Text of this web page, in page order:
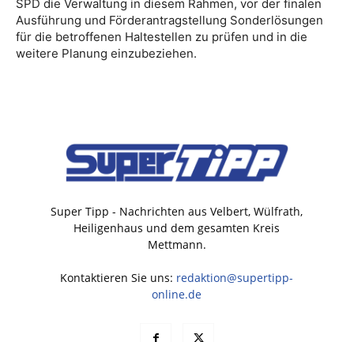
SPD die Verwaltung in diesem Rahmen, vor der finalen
Ausführung und Förderantragstellung Sonderlösungen
für die betroffenen Haltestellen zu prüfen und in die
weitere Planung einzubeziehen.
Super Tipp - Nachrichten aus Velbert, Wülfrath,
Heiligenhaus und dem gesamten Kreis
Mettmann.
Kontaktieren Sie uns: redaktion@supertipp-
online.de